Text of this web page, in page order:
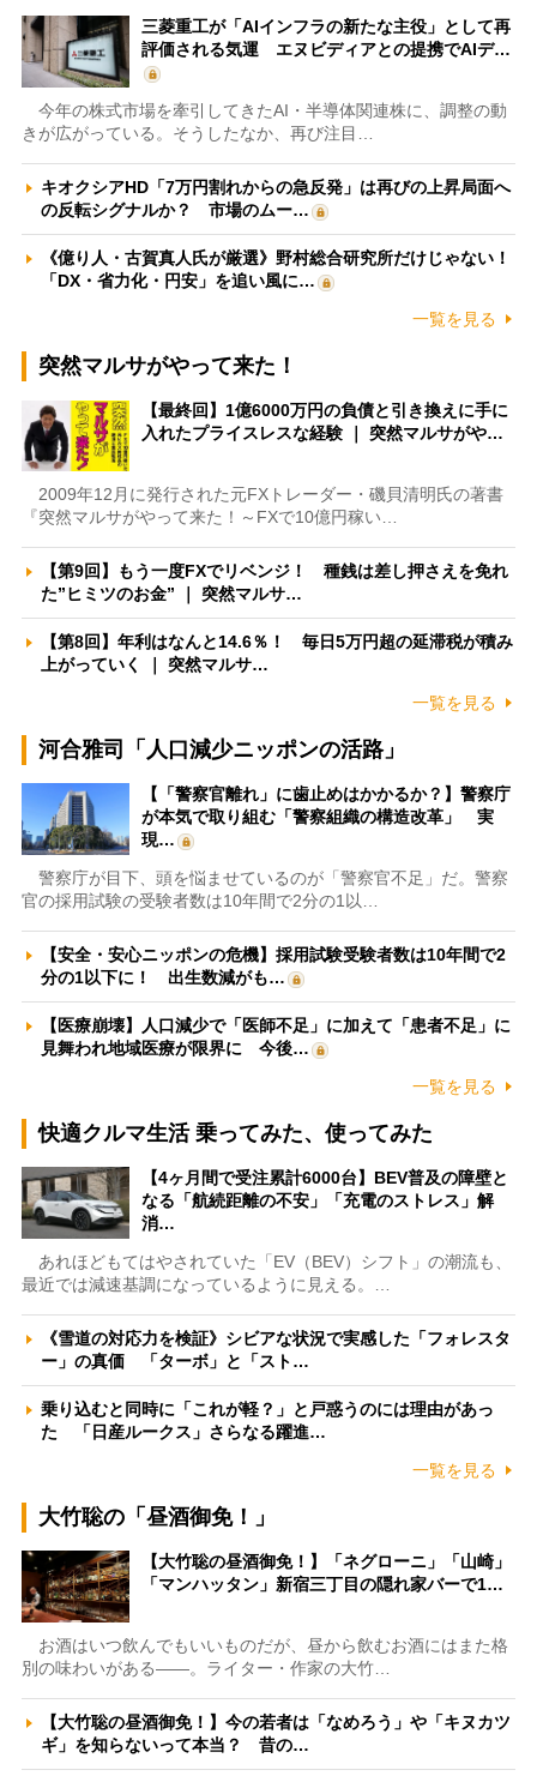
三菱重工が「AIインフラの新たな主役」として再
評価される気運 エヌビディアとの提携でAIデ…
今年の株式市場を牽引してきたAI・半導体関連株に、調整の動
きが広がっている。そうしたなか、再び注目…
キオクシアHD「7万円割れからの急反発」は再びの上昇局面へ
の反転シグナルか？ 市場のムー…
《億り人・古賀真人氏が厳選》野村総合研究所だけじゃない！
「DX・省力化・円安」を追い風に…
一覧を見る
突然マルサがやって来た！
【最終回】1億6000万円の負債と引き換えに手に
入れたプライスレスな経験 ｜ 突然マルサがや…
2009年12月に発行された元FXトレーダー・磯貝清明氏の著書
『突然マルサがやって来た！～FXで10億円稼い…
【第9回】もう一度FXでリベンジ！ 種銭は差し押さえを免れ
た”ヒミツのお金” ｜ 突然マルサ…
【第8回】年利はなんと14.6％！ 毎日5万円超の延滞税が積み
上がっていく ｜ 突然マルサ…
一覧を見る
河合雅司「人口減少ニッポンの活路」
【「警察官離れ」に歯止めはかかるか？】警察庁
が本気で取り組む「警察組織の構造改革」 実
現…
警察庁が目下、頭を悩ませているのが「警察官不足」だ。警察
官の採用試験の受験者数は10年間で2分の1以…
【安全・安心ニッポンの危機】採用試験受験者数は10年間で2
分の1以下に！ 出生数減がも…
【医療崩壊】人口減少で「医師不足」に加えて「患者不足」に
見舞われ地域医療が限界に 今後…
一覧を見る
快適クルマ生活 乗ってみた、使ってみた
【4ヶ月間で受注累計6000台】BEV普及の障壁と
なる「航続距離の不安」「充電のストレス」解
消…
あれほどもてはやされていた「EV（BEV）シフト」の潮流も、
最近では減速基調になっているように見える。…
《雪道の対応力を検証》シビアな状況で実感した「フォレスタ
ー」の真価 「ターボ」と「スト…
乗り込むと同時に「これが軽？」と戸惑うのには理由があっ
た 「日産ルークス」さらなる躍進…
一覧を見る
大竹聡の「昼酒御免！」
【大竹聡の昼酒御免！】「ネグローニ」「山崎」
「マンハッタン」新宿三丁目の隠れ家バーで1…
お酒はいつ飲んでもいいものだが、昼から飲むお酒にはまた格
別の味わいがある――。ライター・作家の大竹…
【大竹聡の昼酒御免！】今の若者は「なめろう」や「キヌカツ
ギ」を知らないって本当？ 昔の…